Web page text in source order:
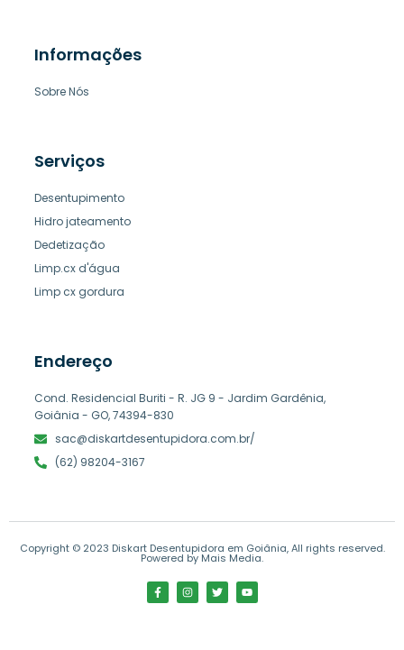
Informações
Sobre Nós
Serviços
Desentupimento
Hidro jateamento
Dedetização
Limp.cx d'água
Limp cx gordura
Endereço
Cond. Residencial Buriti - R. JG 9 - Jardim Gardênia,
Goiânia - GO, 74394-830
sac@diskartdesentupidora.com.br/
(62) 98204-3167
Copyright © 2023 Diskart Desentupidora em Goiânia, All rights reserved.
Powered by Mais Media.